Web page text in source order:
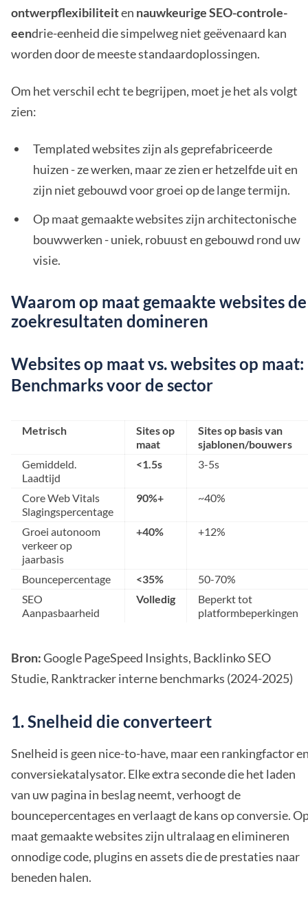
ontwerpflexibiliteiten nauwkeurige SEO-controle-
eendrie-eenheid die simpelweg niet geëvenaard kan
worden door de meeste standaardoplossingen.
Om het verschil echt te begrijpen, moet je het als volgt
zien:
Templated websites zijn als geprefabriceerde
huizen - ze werken, maar ze zien er hetzelfde uit en
zijn niet gebouwd voor groei op de lange termijn.
Op maat gemaakte websites zijn architectonische
bouwwerken - uniek, robuust en gebouwd rond uw
visie.
Waarom op maat gemaakte websites de
zoekresultaten domineren
Websites op maat vs. websites op maat:
Benchmarks voor de sector
Metrisch
Sites op
maat
Sites op basis van
sjablonen/bouwers
Gemiddeld.
Laadtijd
<1.5s 3-5s
Core Web Vitals
Slagingspercentage
90%+ ~40%
Groei autonoom
verkeer op
jaarbasis
+40% +12%
Bouncepercentage <35%
50-70%
SEO
Aanpasbaarheid
Volledig
Beperkt tot
platformbeperkingen
Bron:Google PageSpeed Insights, Backlinko SEO
Studie, Ranktracker interne benchmarks (2024-2025)
1. Snelheid die converteert
Snelheid is geen nice-to-have, maar een rankingfactor
conversiekatalysator. Elke extra seconde die het laden
van uw pagina in beslag neemt, verhoogt de
bouncepercentages en verlaagt de kans op conversie.
maat gemaakte websites zijn ultralaag en elimineren
onnodige code, plugins en assets die de prestaties naar
beneden halen.